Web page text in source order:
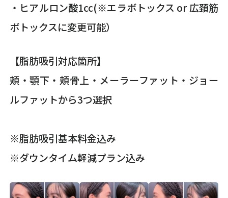
・ヒアルロン酸1cc(※エラボトックス or 広頚筋
ボトックスに変更可能）
【脂肪吸引対応箇所】
頬・顎下・頬骨上・メーラーファット・ジョー
ルファットから3つ選択
※脂肪吸引基本料金込み
※ダウンタイム軽減プラン込み